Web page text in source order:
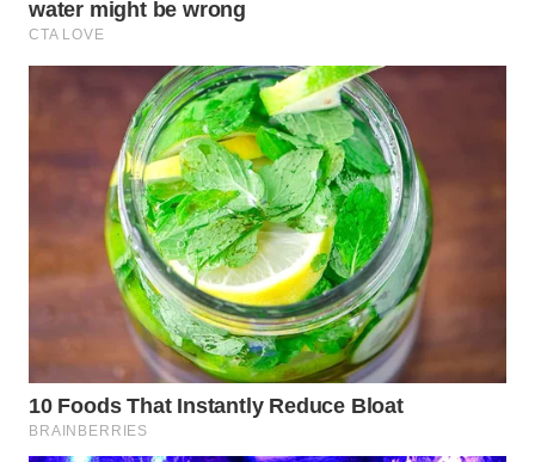
WN
LABUANBAJO
BORNEO
Group
WAHANA
NEWS